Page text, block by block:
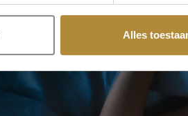
Alles